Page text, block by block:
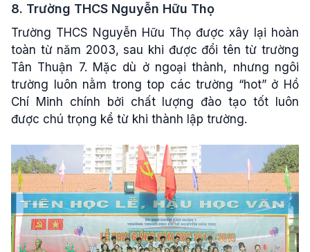
8. Trường THCS Nguyễn Hữu Thọ
Trường THCS Nguyễn Hữu Thọ được xây lại hoàn
toàn từ năm 2003, sau khi được đổi tên từ trường
Tân Thuận 7. Mặc dù ở ngoại thành, nhưng ngôi
trường luôn nằm trong top các trường “hot” ở Hồ
Chí Minh chính bởi chất lượng đào tạo tốt luôn
được chú trọng kể từ khi thành lập trường.